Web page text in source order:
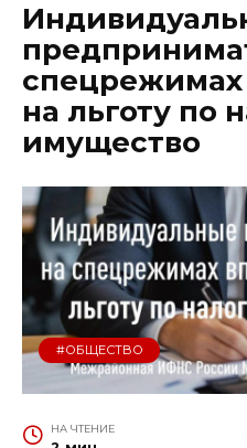
на льготу по
имущество
#ОБЩЕСТВО
НА ЧТЕНИЕ